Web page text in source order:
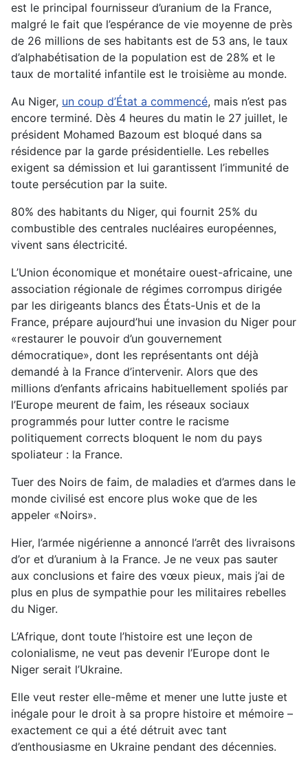
est le principal fournisseur d’uranium de la France,
malgré le fait que l’espérance de vie moyenne de près
de 26 millions de ses habitants est de 53 ans, le taux
d’alphabétisation de la population est de 28% et le
taux de mortalité infantile est le troisième au monde.
Au Niger, un coup d’État a commencé, mais n’est pas
encore terminé. Dès 4 heures du matin le 27 juillet, le
président Mohamed Bazoum est bloqué dans sa
résidence par la garde présidentielle. Les rebelles
exigent sa démission et lui garantissent l’immunité de
toute persécution par la suite.
80% des habitants du Niger, qui fournit 25% du
combustible des centrales nucléaires européennes,
vivent sans électricité.
L’Union économique et monétaire ouest-africaine, une
association régionale de régimes corrompus dirigée
par les dirigeants blancs des États-Unis et de la
France, prépare aujourd’hui une invasion du Niger pour
«restaurer le pouvoir d’un gouvernement
démocratique», dont les représentants ont déjà
demandé à la France d’intervenir. Alors que des
millions d’enfants africains habituellement spoliés par
l’Europe meurent de faim, les réseaux sociaux
programmés pour lutter contre le racisme
politiquement corrects bloquent le nom du pays
spoliateur : la France.
Tuer des Noirs de faim, de maladies et d’armes dans le
monde civilisé est encore plus woke que de les
appeler «Noirs».
Hier, l’armée nigérienne a annoncé l’arrêt des livraisons
d’or et d’uranium à la France. Je ne veux pas sauter
aux conclusions et faire des vœux pieux, mais j’ai de
plus en plus de sympathie pour les militaires rebelles
du Niger.
L’Afrique, dont toute l’histoire est une leçon de
colonialisme, ne veut pas devenir l’Europe dont le
Niger serait l’Ukraine.
Elle veut rester elle-même et mener une lutte juste et
inégale pour le droit à sa propre histoire et mémoire –
exactement ce qui a été détruit avec tant
d’enthousiasme en Ukraine pendant des décennies.